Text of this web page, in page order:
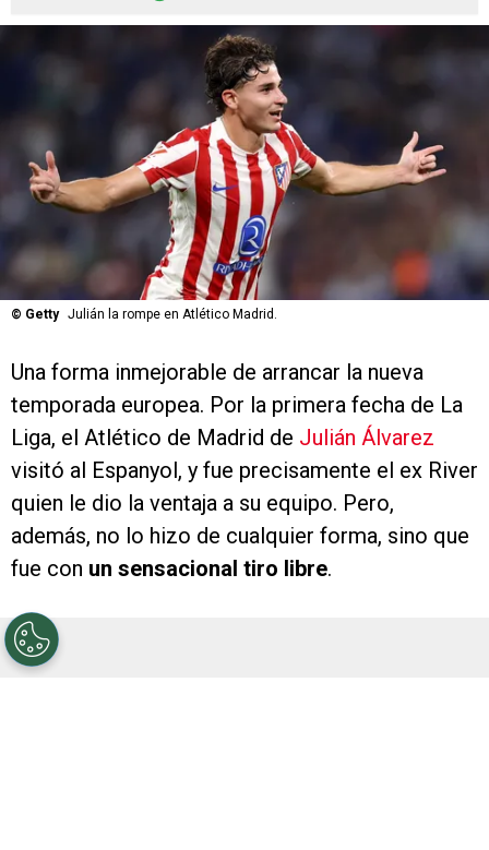
© Getty Julián la rompe en Atlético Madrid.
Una forma inmejorable de arrancar la nueva
temporada europea. Por la primera fecha de La
Liga, el Atlético de Madrid de Julián Álvarez
visitó al Espanyol, y fue precisamente el ex River
quien le dio la ventaja a su equipo. Pero,
además, no lo hizo de cualquier forma, sino que
fue con un sensacional tiro libre.